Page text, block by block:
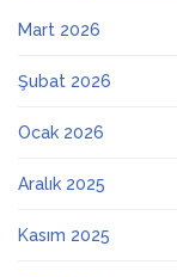
Mart 2026
Şubat 2026
Ocak 2026
Aralık 2025
Kasım 2025